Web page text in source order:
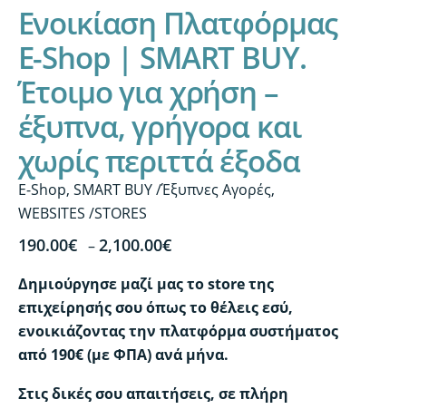
Ενοικίαση Πλατφόρμας
E-Shop | SMART BUY.
Έτοιμο για χρήση –
έξυπνα, γρήγορα και
χωρίς περιττά έξοδα
E-Shop, SMART BUY /Έξυπνες Αγορές,
WEBSITES /STORES
190.00€ –2,100.00€Price
190.00€
through
2,100.00€
Δημιούργησε μαζί μας το store της
επιχείρησής σου όπως το θέλεις εσύ,
ενοικιάζοντας την πλατφόρμα συστήματος
από 190€ (με ΦΠΑ) ανά μήνα.
Στις δικές σου απαιτήσεις, σε πλήρη